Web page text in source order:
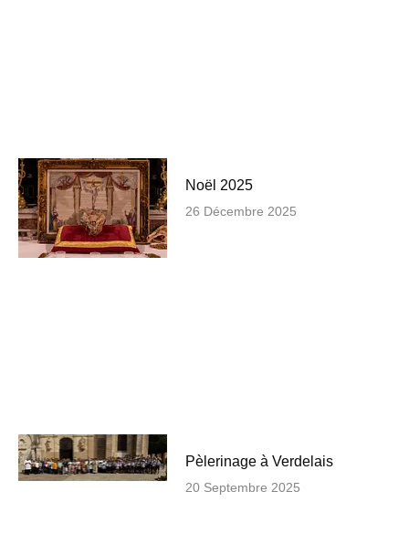
Noël 2025
26 Décembre 2025
Pèlerinage à Verdelais
20 Septembre 2025